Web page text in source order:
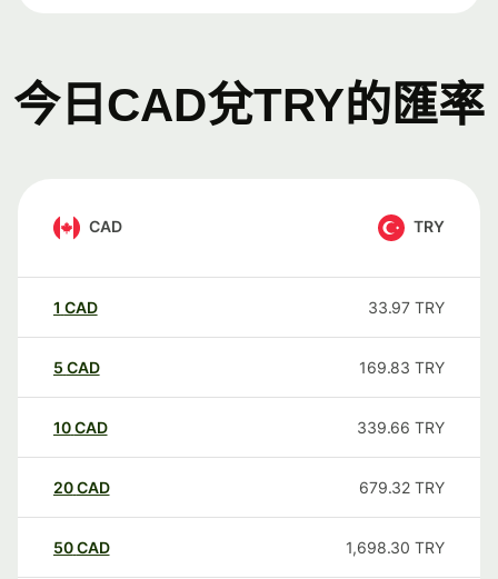
今日CAD兌TRY的匯率
CAD TRY
1 CAD 33.97 TRY
5 CAD 169.83 TRY
10CAD 339.66 TRY
20CAD 679.32 TRY
50CAD 1,698.30 TRY